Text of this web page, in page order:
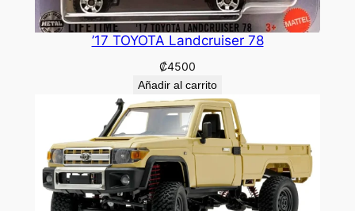
’17 TOYOTA Landcruiser 78
₡4500
Añadir al carrito